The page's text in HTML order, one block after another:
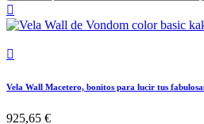


Vela Wall Macetero, bonitos para lucir tus
925,65 €